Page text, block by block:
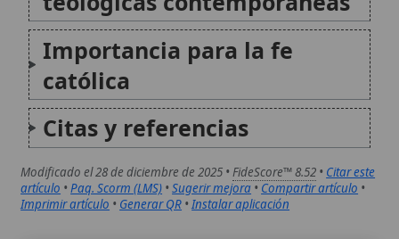
Errores modernos en teología moral y ética
Los errores modernos en teología moral y ética
constituyen un conjunto de desviaciones doctrinales
surgidas principalmente en el período postconciliar,
que cuestionan los pilares fundamentales de la moral
católica, como la ley natural, los criterios objetivos de
bondad y maldad...
Errores modernos sobre el pecado como ofensa a Dios
Los errores modernos sobre el pecado como ofensa a
Dios representan una desviación significativa de la